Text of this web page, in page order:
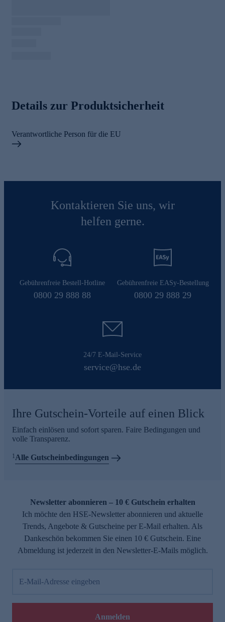
Details zur Produktsicherheit
Verantwortliche Person für die EU
Kontaktieren Sie uns, wir
helfen gerne.
Gebührenfreie Bestell-Hotline
0800 29 888 88
Gebührenfreie EASy-Bestellung
0800 29 888 29
24/7 E-Mail-Service
service@hse.de
Ihre Gutschein-Vorteile auf einen Blick
Einfach einlösen und sofort sparen. Faire Bedingungen und
volle Transparenz.
1 Alle Gutscheinbedingungen
Newsletter abonnieren – 10 € Gutschein erhalten
Ich möchte den HSE-Newsletter abonnieren und aktuelle
Trends, Angebote & Gutscheine per E-Mail erhalten. Als
Dankeschön bekommen Sie einen 10 € Gutschein. Eine
Abmeldung ist jederzeit in den Newsletter-E-Mails möglich.
E-Mail-Adresse eingeben
Anmelden